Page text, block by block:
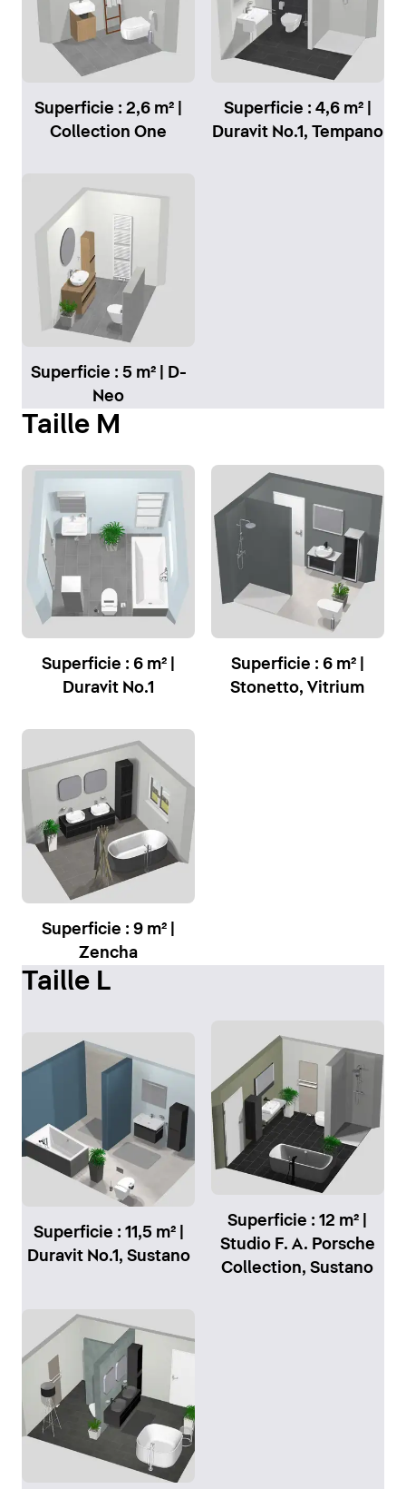
Superficie : 2,6 m² |
Collection One
Superficie : 4,6 m² |
Duravit No.1, Tempano
Superficie : 5 m² | D-
Neo
Taille M
Superficie : 6 m² |
Duravit No.1
Superficie : 6 m² |
Stonetto, Vitrium
Superficie : 9 m² |
Zencha
Taille L
Superficie : 11,5 m² |
Duravit No.1, Sustano
Superficie : 12 m² |
Studio F. A. Porsche
Collection, Sustano